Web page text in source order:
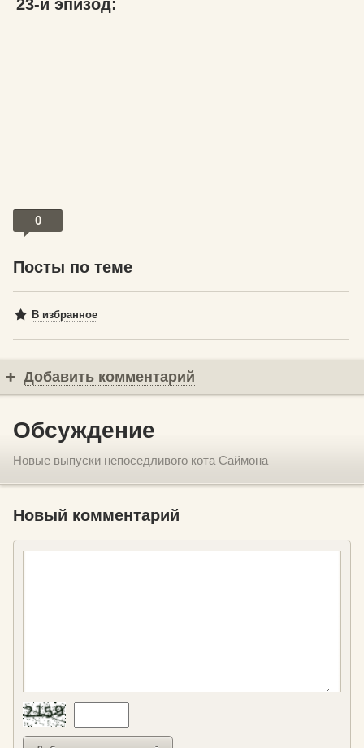
23-й эпизод:
0
Посты по теме
В избранное
Добавить комментарий
Обсуждение
Новые выпуски непоседливого кота Саймона
Новый комментарий